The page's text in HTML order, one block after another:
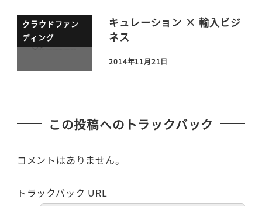
クラウドファン
ディング
キュレーション × 輸入ビジ
ネス
2014年11月21日
この投稿へのトラックバック
コメントはありません。
トラックバック URL